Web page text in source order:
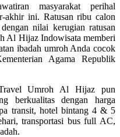
masyarakat perihal
akhir ini. Ratusan ribu calon
nilai kerugian ratusan
Al Hijaz Indowisata memberi
ibadah umroh Anda cocok
Agama Republik
Umroh Al Hijaz pun
berkualitas dengan harga
transit, hotel bintang 4 & 5
transportasi bus full AC,